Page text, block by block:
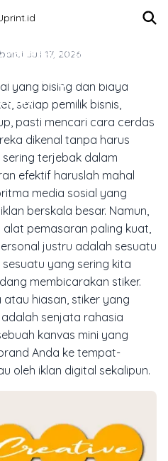
MEDIA PROMOSI
Dengan Stiker
Juli 17, 2026
yang bising dan biaya
setiap pemilik bisnis,
pasti mencari cara cerdas
dikenal tanpa harus
terjebak dalam
efektif haruslah mahal
media sosial yang
berskala besar. Namun,
pemasaran paling kuat,
justru adalah sesuatu
yang sering kita
membicarakan stiker.
hiasan, stiker yang
senjata rahasia
kanvas mini yang
Anda ke tempat-
oleh iklan digital sekalipun.